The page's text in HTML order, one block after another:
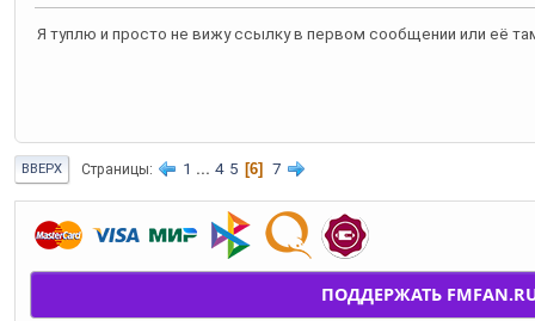
ПОДДЕРЖАТЬ
Я туплю и просто не вижу ссылку в первом сообщении или её
ВВЕРХ Страницы 1 ... 4 5 6 7